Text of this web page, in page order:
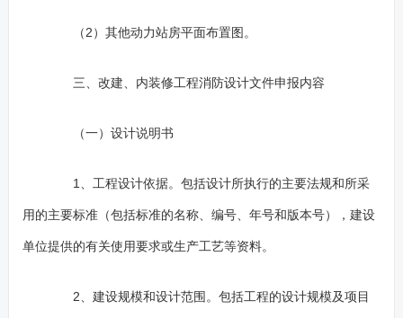
（2）其他动力站房平面布置图。
三、改建、内装修工程消防设计文件申报内容
（一）设计说明书
1、工程设计依据。包括设计所执行的主要法规和所采
用的主要标准（包括标准的名称、编号、年号和版本号），建设
单位提供的有关使用要求或生产工艺等资料。
2、建设规模和设计范围。包括工程的设计规模及项目